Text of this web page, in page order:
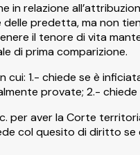
in relazione
predetta, ma non
il tenore di vita
di prima comparizione.
cui: 1.- chiede se è
provate; 2.-
per aver la Corte
col quesito di diritto